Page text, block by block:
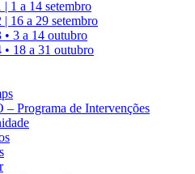
| 1 a 14 setembro
| 16 a 29 setembro
• 3 a 14 outubro
• 18 a 31 outubro
Programa de Intervenções